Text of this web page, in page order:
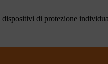
di protezione